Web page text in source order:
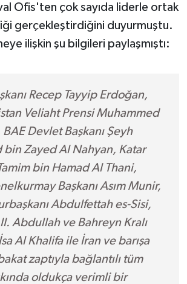
Ofis'ten çok sayıda liderle ortak
gerçekleştirdiğini duyurmuştu.
ilişkin şu bilgileri paylaşmıştı:
Recep Tayyip Erdoğan,
Veliaht Prensi Muhammed
Devlet Başkanı Şeyh
bin Zayed Al Nahyan, Katar
bin Hamad Al Thani,
Başkanı Asım Munir,
Abdulfettah es-Sisi,
Abdullah ve Bahreyn Kralı
Al Khalifa ile İran ve barışa
zaptıyla bağlantılı tüm
oldukça verimli bir